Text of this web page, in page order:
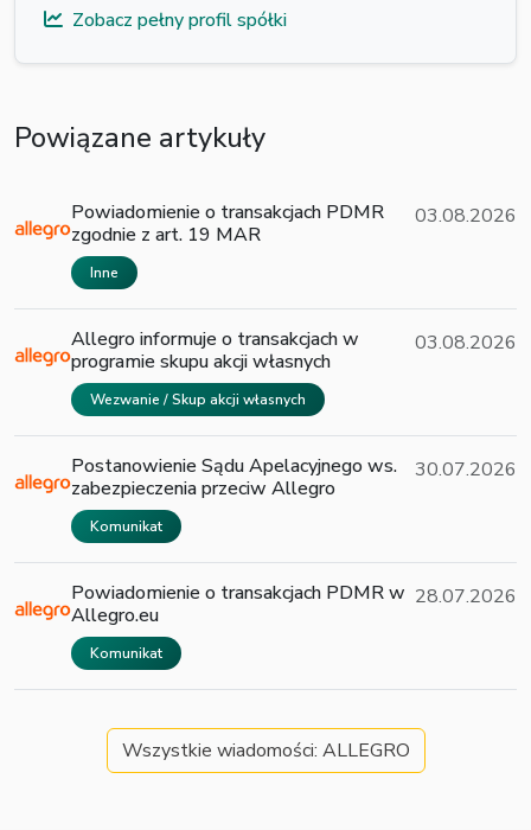
Zobacz pełny profil spółki
Powiązane artykuły
Powiadomienie o transakcjach PDMR
zgodnie z art. 19 MAR
Inne
03.08.2026
Allegro informuje o transakcjach w
programie skupu akcji własnych
Wezwanie / Skup akcji własnych
03.08.2026
Postanowienie Sądu Apelacyjnego ws.
zabezpieczenia przeciw Allegro
Komunikat
30.07.2026
Powiadomienie o transakcjach PDMR w
Allegro.eu
Komunikat
28.07.2026
Wszystkie wiadomości: ALLEGRO